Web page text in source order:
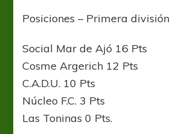
Posiciones – Primera división
Social Mar de Ajó 16 Pts
Cosme Argerich 12 Pts
C.A.D.U. 10 Pts
Núcleo F.C. 3 Pts
Las Toninas 0 Pts.